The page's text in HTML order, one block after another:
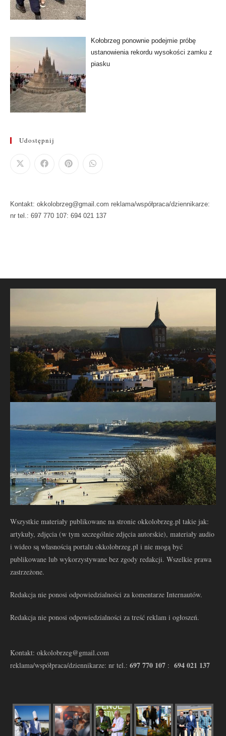
Kołobrzeg ponownie podejmie próbę
ustanowienia rekordu wysokości zamku z
piasku
Udostępnij
Kontakt: okkolobrzeg@gmail.com reklama/współpraca/dziennikarze:
nr tel.: 697 770 107: 694 021 137
Wszystkie materiały publikowane na stronie okkolobrzeg.pl takie jak:
artykuły, zdjęcia (w tym szczególnie zdjęcia autorskie), materiały audio
i wideo są własnością portalu okkolobrzeg.pl i nie mogą być
publikowane lub wykorzystywane bez zgody redakcji. Wszelkie prawa
zastrzeżone.
Redakcja nie ponosi odpowiedzialności za komentarze Internautów.
Redakcja nie ponosi odpowiedzialności za treść reklam i ogłoszeń.
Kontakt: okkolobrzeg@gmail.com
reklama/współpraca/dziennikarze: nr tel.: 697 770 107 : 694 021 137